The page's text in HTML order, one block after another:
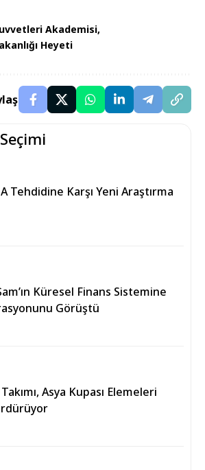
Akademisi
Heyeti
Tehdidine Karşı Yeni Araştırma
Küresel Finans Sistemine
Görüştü
Asya Kupası Elemeleri